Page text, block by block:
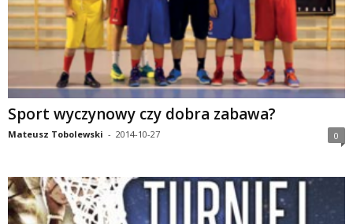
Sport wyczynowy czy dobra zabawa?
Mateusz Tobolewski - 2014-10-27 0